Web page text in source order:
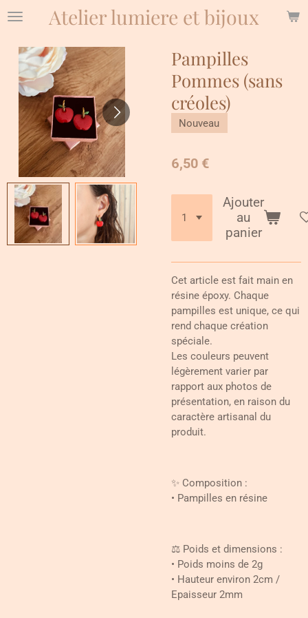
Passer
principal
Atelier lumiere et bijoux
Pampilles
Pommes (sans
créoles)
Nouveau
6,50 €
Ajouter
au
panier
Cet article est fait main en
résine époxy. Chaque
pampilles est unique, ce qui
rend chaque création
spéciale.
Les couleurs peuvent
légèrement varier par
rapport aux photos de
présentation, en raison du
caractère artisanal du
produit.
✨ Composition :
• Pampilles en résine
⚖️ Poids et dimensions :
• Poids moins de 2g
• Hauteur environ 2cm /
Epaisseur 2mm